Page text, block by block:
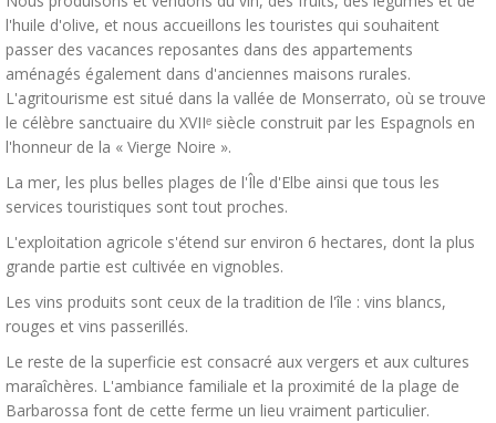
l'huile d'olive, et nous accueillons les touristes qui souhaitent
passer des vacances reposantes dans des appartements
aménagés également dans d'anciennes maisons rurales.
L'agritourisme est situé dans la vallée de Monserrato, où se trouve
le célèbre sanctuaire du XVIIᵉ siècle construit par les Espagnols en
l'honneur de la « Vierge Noire ».
La mer, les plus belles plages de l'Île d'Elbe ainsi que tous les
services touristiques sont tout proches.
L'exploitation agricole s'étend sur environ 6 hectares, dont la plus
grande partie est cultivée en vignobles.
Les vins produits sont ceux de la tradition de l'île : vins blancs,
rouges et vins passerillés.
Le reste de la superficie est consacré aux vergers et aux cultures
maraîchères. L'ambiance familiale et la proximité de la plage de
Barbarossa font de cette ferme un lieu vraiment particulier.